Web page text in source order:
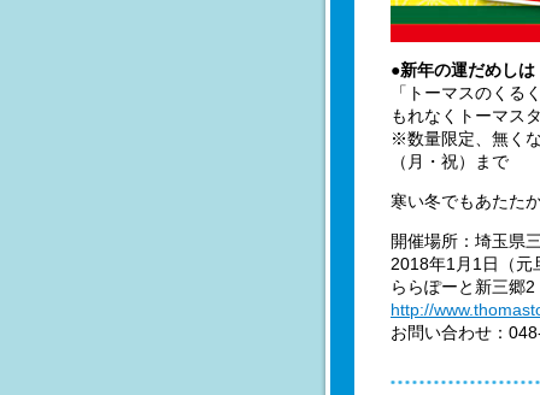
●新年の運だめし
「トーマスのくる
もれなくトーマス
※数量限定、無く
（月・祝）まで
寒い冬でもあたた
開催場所：埼玉県
2018年1月1日（元
ららぽーと新三郷
http://
お問い合わせ：